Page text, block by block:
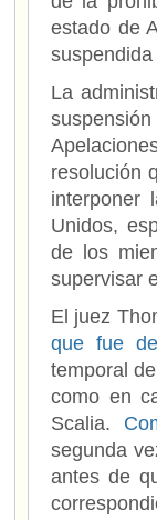
estado de
La
resolución
interponer
Unidos,
de los
supervisar
El juez
que fue
temporal
como en
Scalia.
segunda
antes de